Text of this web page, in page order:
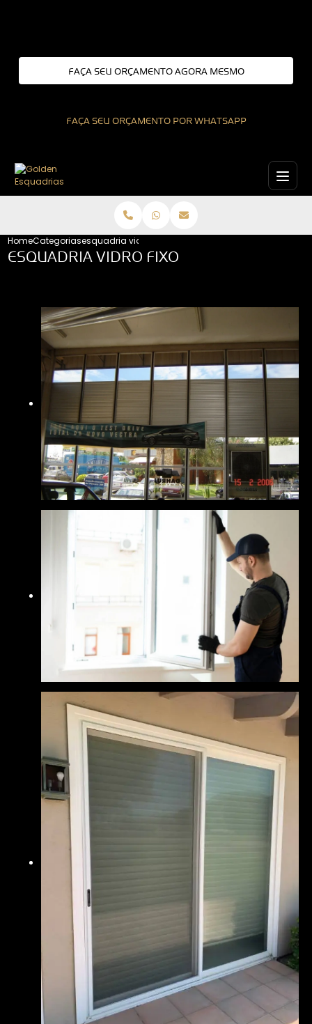
FAÇA SEU ORÇAMENTO AGORA MESMO
FAÇA SEU ORÇAMENTO POR WHATSAPP
HomeCategoriasesquadria vidro fixo
ESQUADRIA VIDRO FIXO